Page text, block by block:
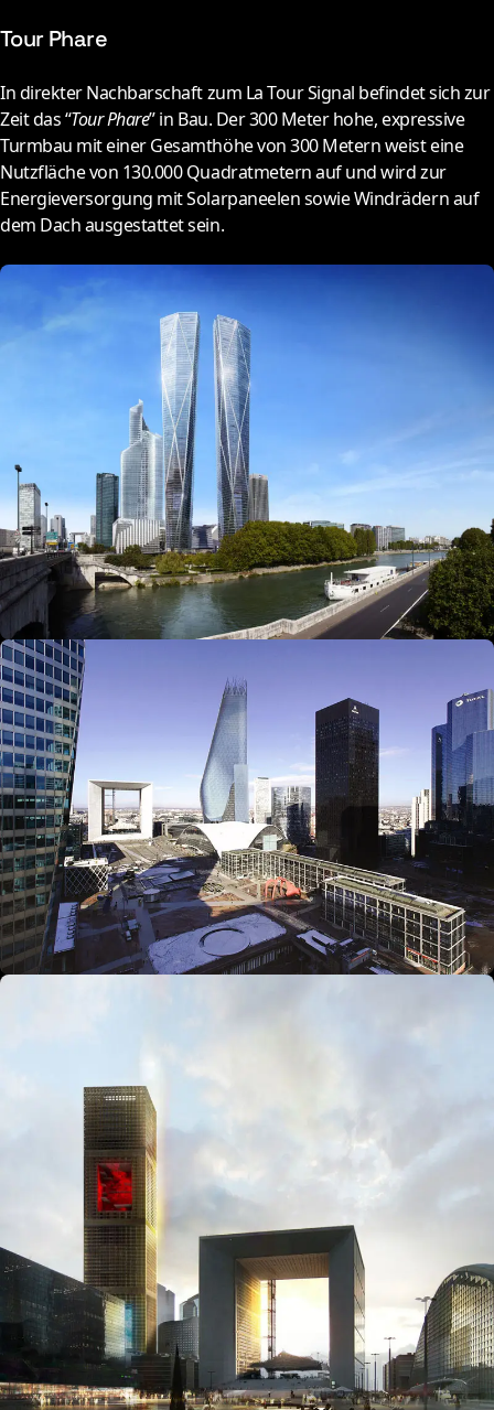
Tour Phare
In direkter Nachbarschaft zum La Tour Signal befindet sich zur
Zeit das “Tour Phare” in Bau. Der 300 Meter hohe, expressive
Turmbau mit einer Gesamthöhe von 300 Metern weist eine
Nutzfläche von 130.000 Quadratmetern auf und wird zur
Energieversorgung mit Solarpaneelen sowie Windrädern auf
dem Dach ausgestattet sein.